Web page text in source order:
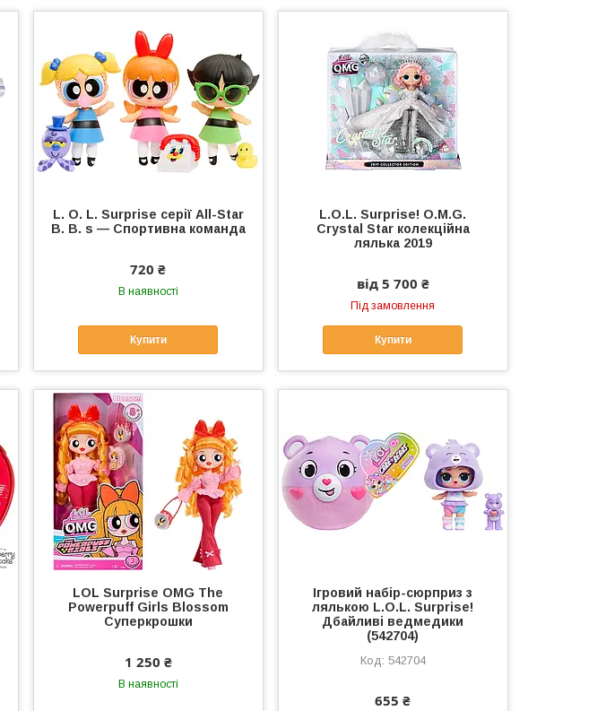
L. O. L. Surprise серії All-Star
B. B. s — Спортивна команда
720 ₴
В наявності
Купити
L.O.L. Surprise! O.M.G.
Crystal Star колекційна
лялька 2019
від 5 700 ₴
Під замовлення
Купити
LOL Surprise OMG The
Powerpuff Girls Blossom
Суперкрошки
1 250 ₴
В наявності
Ігровий набір-сюрприз з
лялькою L.O.L. Surprise!
Дбайливі ведмедики
(542704)
542704
655 ₴